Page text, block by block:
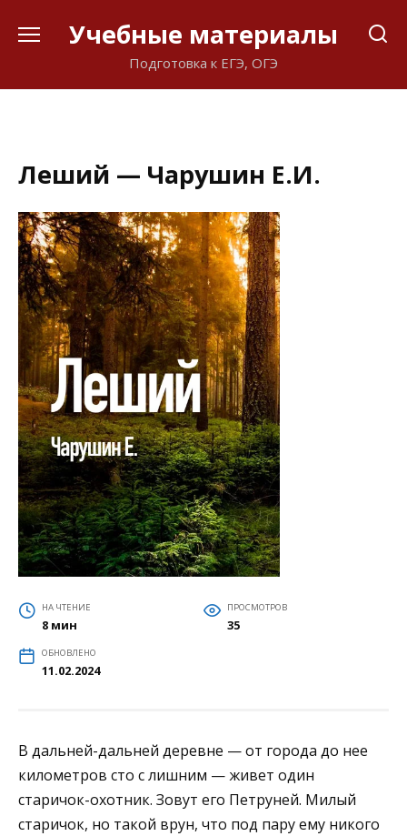
Учебные материалы
Подготовка к ЕГЭ, ОГЭ
Леший — Чарушин Е.И.
НА ЧТЕНИЕ
8 мин
ПРОСМОТРОВ
35
ОБНОВЛЕНО
11.02.2024
В дальней-дальней деревне — от города до нее
километров сто с лишним — живет один
старичок-охотник. Зовут его Петруней. Милый
старичок, но такой врун, что под пару ему никого